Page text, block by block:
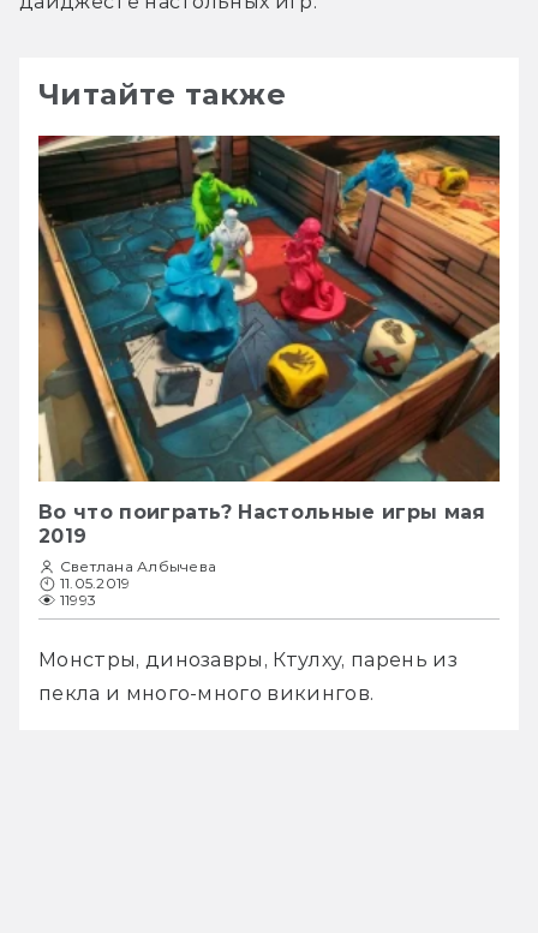
Читайте также
Во что поиграть? Настольные игры мая
2019
Светлана Албычева
11.05.2019
11993
Монстры, динозавры, Ктулху, парень из
пекла и много-много викингов.